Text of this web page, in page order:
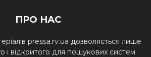
ПРО НАС
pressa.rv.ua дозволяється лише
і відкритого для пошукових систем